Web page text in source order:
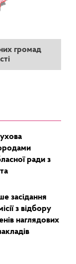
громад
ради з
засідання
з відбору
наглядових